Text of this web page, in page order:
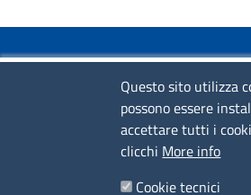
COLLEGAMENTI VELOCI
Colloqui di primo orientamento
Colloqui specialistici
Questo sito utilizza
possono essere
accettare tutti i
clicchi More info
Cookie tecnici